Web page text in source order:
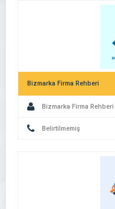
Bizmarka Firma Rehberi
Bizmarka Firma Rehberi
Belirtilmemiş